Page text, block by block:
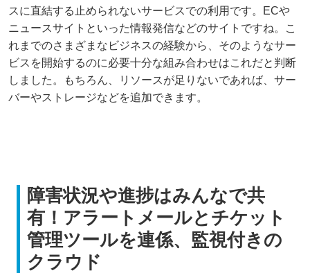
スに直結する止められないサービスでの利用です。ECや
ニュースサイトといった情報発信などのサイトですね。こ
れまでのさまざまなビジネスの経験から、そのようなサー
ビスを開始するのに必要十分な組み合わせはこれだと判断
しました。もちろん、リソースが足りないであれば、サー
バーやストレージなどを追加できます。
障害状況や進捗はみんなで共
有！アラートメールとチケット
管理ツールを連係、監視付きの
クラウド